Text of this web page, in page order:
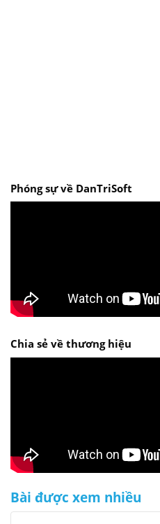
Phóng sự về DanTriSoft
Chia sẻ về thương hiệu
Bài được xem nhiều